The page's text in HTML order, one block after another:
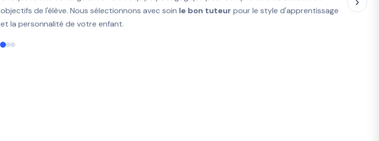
objectifs de l'élève. Nous sélectionnons avec soin le bon tuteur pour le style d'apprentissage
et la personnalité de votre enfant.